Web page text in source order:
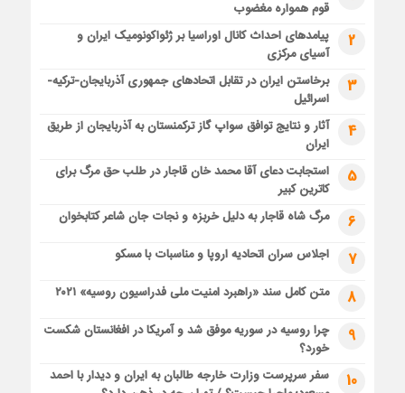
قوم همواره مغضوب
2
پیامدهای احداث کانال اوراسیا بر ژئواکونومیک ایران و
آسیای مرکزی
3
برخاستن ایران در تقابل اتحادهای جمهوری آذربایجان-ترکیه-
اسرائیل
4
آثار و نتایج توافق سواپ گاز ترکمنستان به آذربایجان از طریق
ایران
5
استجابت دعای آقا محمد خان قاجار در طلب حق مرگ برای
کاترین کبیر
6 مرگ شاه قاجار به دلیل خربزه و نجات جان شاعر کتابخوان
7 اجلاس سران اتحادیه اروپا و مناسبات با مسکو
8 متن کامل سند «راهبرد امنیت ملی فدراسیون روسیه» ۲۰۲۱
9
چرا روسیه در سوریه موفق شد و آمریکا در افغانستان شکست
خورد؟
10
سفر سرپرست وزارت خارجه طالبان به ایران و دیدار با احمد